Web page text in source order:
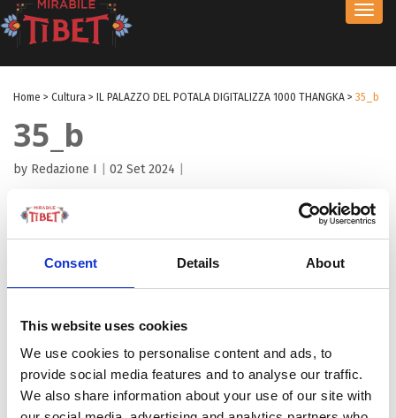
Consent Details About
This website uses cookies
We use cookies to personalise content and ads, to
provide social media features and to analyse our traffic.
We also share information about your use of our site with
Home > Cultura > IL PALAZZO DEL POTALA DIGITALIZZA 1000 THANGKA > 35_b
35_b
by Redazione I 02 Set 2024